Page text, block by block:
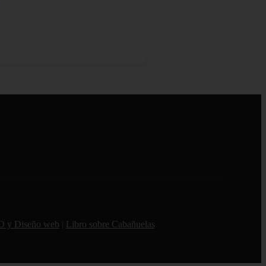
y Diseño web Libro sobre Cabañuelas